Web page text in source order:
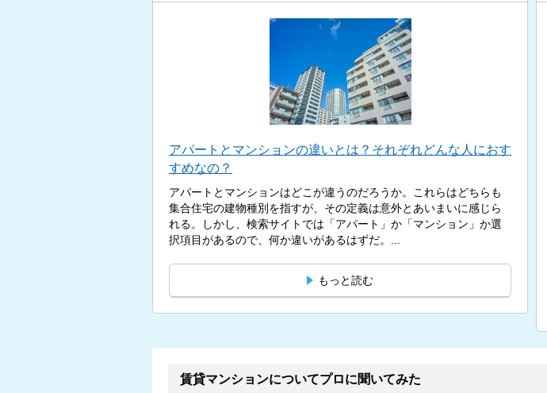
アパートとマンションの違いとは？それぞれどんな人におす
すめなの？
アパートとマンションはどこが違うのだろうか。これらはどちらも
集合住宅の建物種別を指すが、その定義は意外とあいまいに感じら
れる。しかし、検索サイトでは「アパート」か「マンション」か選
択項目があるので、何か違いがあるはずだ。...
もっと読む
賃貸マンションについてプロに聞いてみた